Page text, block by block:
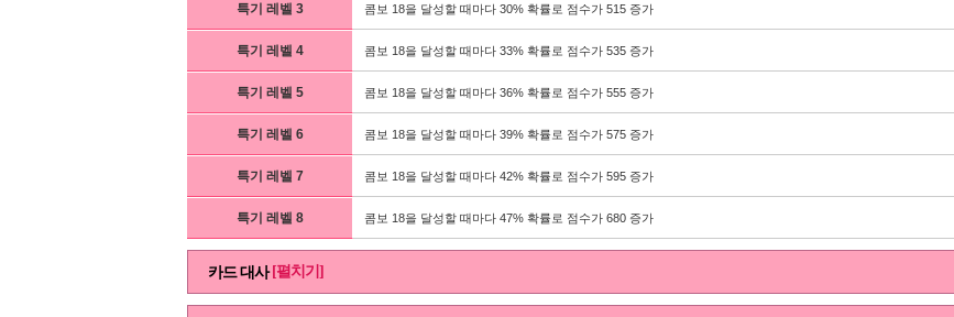
특기 레벨 3 콤보 18을 달성할 때마다 30% 확률로 점수가 515 증가
특기 레벨 4 콤보 18을 달성할 때마다 33% 확률로 점수가 535 증가
특기 레벨 5 콤보 18을 달성할 때마다 36% 확률로 점수가 555 증가
특기 레벨 6 콤보 18을 달성할 때마다 39% 확률로 점수가 575 증가
특기 레벨 7 콤보 18을 달성할 때마다 42% 확률로 점수가 595 증가
특기 레벨 8 콤보 18을 달성할 때마다 47% 확률로 점수가 680 증가
카드 대사 [펼치기]